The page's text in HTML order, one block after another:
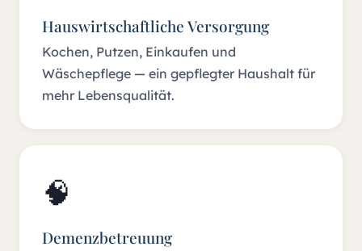
Hauswirtschaftliche Versorgung
Kochen, Putzen, Einkaufen und
Wäschepflege — ein gepflegter Haushalt für
mehr Lebensqualität.
🧠
Demenzbetreuung